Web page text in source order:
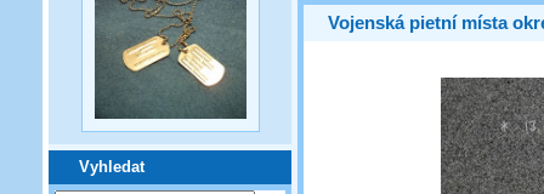
Vyhledat
Vojenská pietní místa